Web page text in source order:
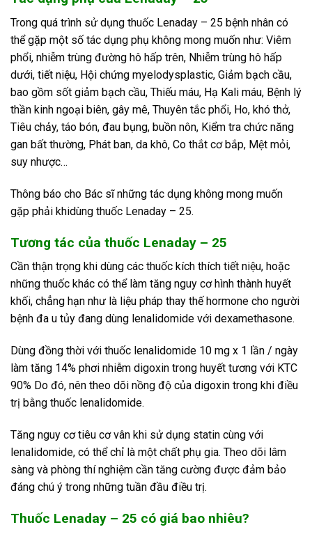
Trong quá trình sử dụng thuốc Lenaday – 25 bệnh nhân có
thể gặp một số tác dụng phụ không mong muốn như: Viêm
phổi, nhiễm trùng đường hô hấp trên, Nhiễm trùng hô hấp
dưới, tiết niệu, Hội chứng myelodysplastic, Giảm bạch cầu,
bao gồm sốt giảm bạch cầu, Thiếu máu, Hạ Kali máu, Bệnh lý
thần kinh ngoại biên, gây mê, Thuyên tắc phổi, Ho, khó thở,
Tiêu chảy, táo bón, đau bụng, buồn nôn, Kiểm tra chức năng
gan bất thường, Phát ban, da khô, Co thắt cơ bắp, Mệt mỏi,
suy nhược…
Thông báo cho Bác sĩ những tác dụng không mong muốn
gặp phải khidùng thuốc Lenaday – 25.
Tương tác của thuốc Lenaday – 25
Cần thận trọng khi dùng các thuốc kích thích tiết niệu, hoặc
những thuốc khác có thể làm tăng nguy cơ hình thành huyết
khối, chẳng hạn như là liệu pháp thay thế hormone cho người
bệnh đa u tủy đang dùng lenalidomide với dexamethasone.
Dùng đồng thời với thuốc lenalidomide 10 mg x 1 lần / ngày
làm tăng 14% phơi nhiễm digoxin trong huyết tương với KTC
90% Do đó, nên theo dõi nồng độ của digoxin trong khi điều
trị bằng thuốc lenalidomide.
Tăng nguy cơ tiêu cơ vân khi sử dụng statin cùng với
lenalidomide, có thể chỉ là một chất phụ gia. Theo dõi lâm
sàng và phòng thí nghiệm cần tăng cường được đảm bảo
đáng chú ý trong những tuần đầu điều trị.
Thuốc Lenaday – 25 có giá bao nhiêu?